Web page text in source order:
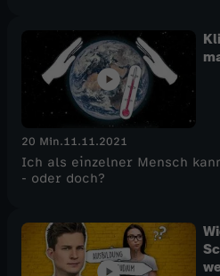
20 Min.11.11.2021
Ich als einzelner Mensch
- oder doch?